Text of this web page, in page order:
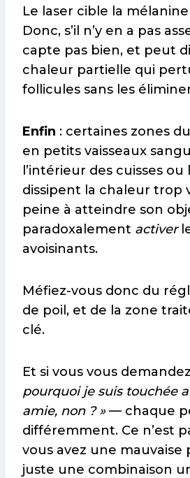
Le laser cible la
Donc, s’il n’y en a pas
capte pas bien, et peut
chaleur partielle qui
follicules sans les
Enfin : certaines zones
en petits vaisseaux
l’intérieur des cuisses ou
dissipent la chaleur trop
peine à atteindre son
paradoxalement activer
avoisinants.
Méfiez-vous donc du
de poil, et de la zone
clé.
Et si vous vous
pourquoi je suis touchée
amie, non ? »— chaque
différemment. Ce n’est
vous avez une mauvaise
juste une combinaison